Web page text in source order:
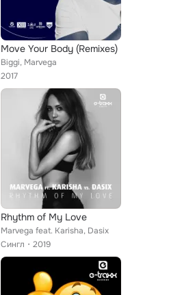
Move Your Body (Remixes)
Biggi, Marvega
2017
Rhythm of My Love
Marvega feat. Karisha, Dasix
Сингл
2019